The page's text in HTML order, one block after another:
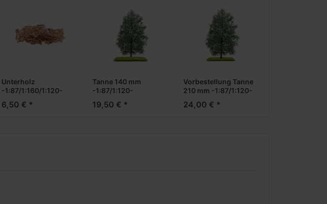
Unterholz
-1:87/1:160/1:120-
6,50 € *
Tanne 140 mm
-1:87/1:120-
19,50 € *
Vorbestellung Tanne
210 mm -1:87/1:120-
2026***
24,00 € *